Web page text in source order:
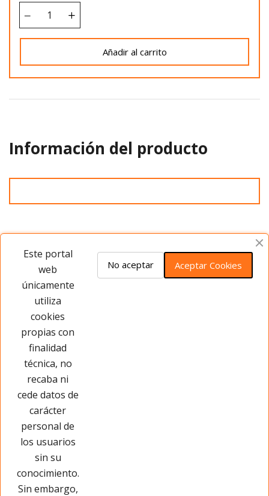
Añadir al carrito
Información del producto
Opiniones del producto
Este producto no tiene opiniones ¡Sé
Este portal
web
únicamente
utiliza
cookies
propias con
finalidad
técnica, no
recaba ni
cede datos de
carácter
personal de
los usuarios
sin su
conocimiento.
Sin embargo,
Aceptar Cookies
No aceptar